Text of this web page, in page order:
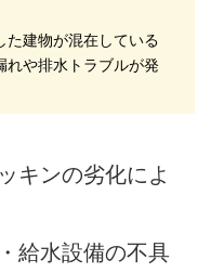
た建物が混在している
れや排水トラブルが発
キンの劣化によ
給水設備の不具